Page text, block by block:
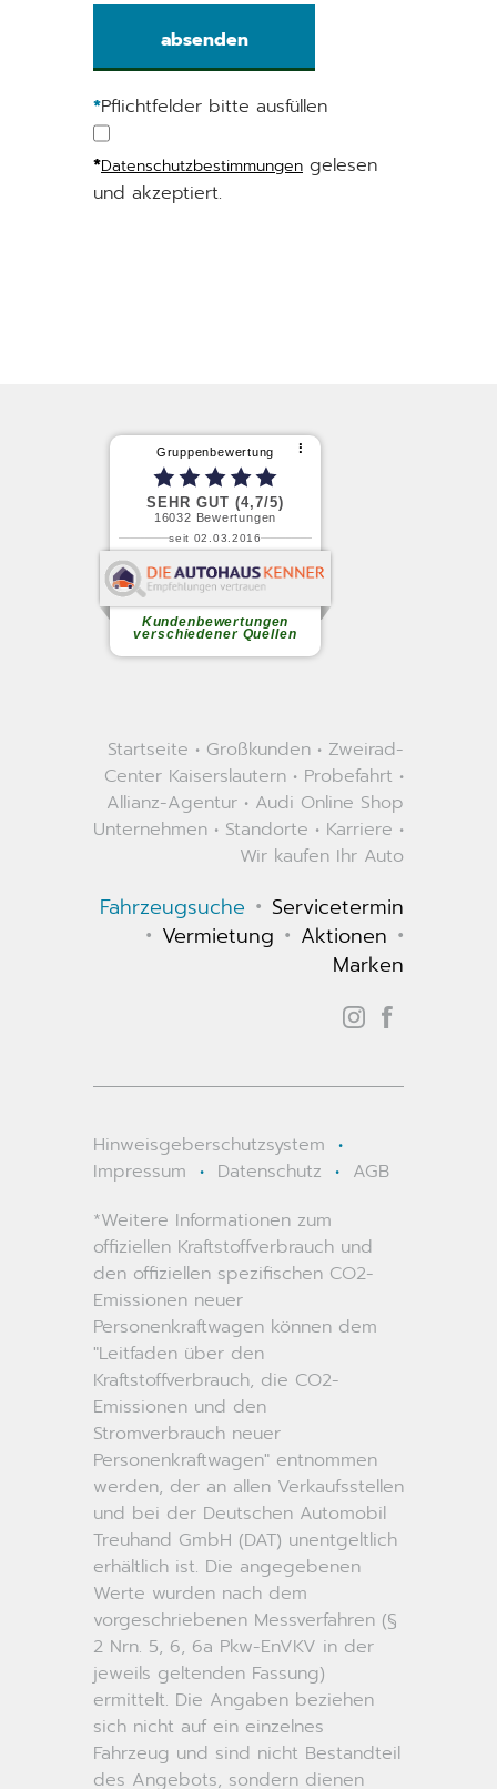
*Pflichtfelder bitte ausfüllen
*Datenschutzbestimmungen gelesen
und akzeptiert.
Startseite • Großkunden • Zweirad-
Center Kaiserslautern • Probefahrt •
Allianz-Agentur • Audi Online Shop
Unternehmen • Standorte • Karriere •
Wir kaufen Ihr Auto
Fahrzeugsuche • Servicetermin
• Vermietung • Aktionen •
Marken
Hinweisgeberschutzsystem •
Impressum • Datenschutz • AGB
*Weitere Informationen zum
offiziellen Kraftstoffverbrauch und
den offiziellen spezifischen CO2-
Emissionen neuer
Personenkraftwagen können dem
"Leitfaden über den
Kraftstoffverbrauch, die CO2-
Emissionen und den
Stromverbrauch neuer
Personenkraftwagen" entnommen
werden, der an allen Verkaufsstellen
und bei der Deutschen Automobil
Treuhand GmbH (DAT) unentgeltlich
erhältlich ist. Die angegebenen
Werte wurden nach dem
vorgeschriebenen Messverfahren (§
2 Nrn. 5, 6, 6a Pkw-EnVKV in der
jeweils geltenden Fassung)
ermittelt. Die Angaben beziehen
sich nicht auf ein einzelnes
Fahrzeug und sind nicht Bestandteil
des Angebots, sondern dienen